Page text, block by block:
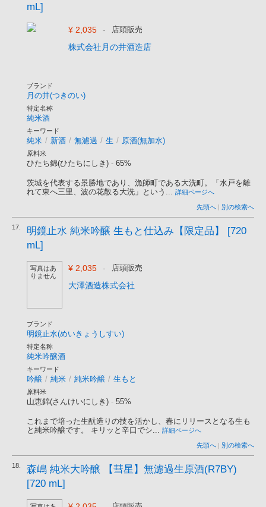
mL]
¥ 2,035 - 店頭販売
株式会社月の井酒造店
ブランド
月の井(つきのい)
特定名称
純米酒
キーワード
純米 / 新酒 / 無濾過 / 生 / 原酒(無加水)
原料米
ひたち錦(ひたちにしき) - 65%
茨城を代表する景勝地であり、漁師町である大洗町。「水戸を離
れて東へ三里、波の花散る大洗」という... 詳細ページへ
先頭へ | 別の検索へ
17.
明鏡止水 純米吟醸 生もと仕込み【限定品】 [720
mL]
写真はあ
りません
¥ 2,035 - 店頭販売
大澤酒造株式会社
ブランド
明鏡止水(めいきょうしすい)
特定名称
純米吟醸酒
キーワード
吟醸 / 純米 / 純米吟醸 / 生もと
原料米
山恵錦(さんけいにしき) - 55%
これまで培った生酛造りの技を活かし、春にリリースとなる生も
と純米吟醸です。 キリッと辛口でシ... 詳細ページへ
先頭へ | 別の検索へ
18.
森嶋 純米大吟醸 【彗星】無濾過生原酒(R7BY)
[720 mL]